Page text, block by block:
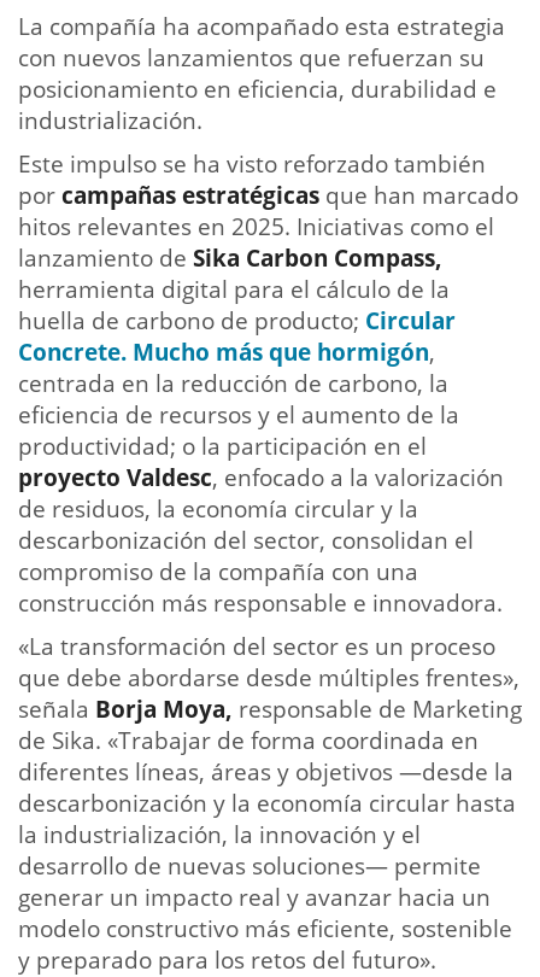
La compañía ha acompañado esta estrategia
con nuevos lanzamientos que refuerzan su
posicionamiento en eficiencia, durabilidad e
industrialización.
Este impulso se ha visto reforzado también
porcampañas estratégicas que han marcado
hitos relevantes en 2025. Iniciativas como el
lanzamiento de Sika Carbon Compass,
herramienta digital para el cálculo de la
huella de carbono de producto; Circular
Concrete. Mucho más que hormigón,
centrada en la reducción de carbono, la
eficiencia de recursos y el aumento de la
productividad; o la participación en el
proyecto Valdesc, enfocado a la valorización
de residuos, la economía circular y la
descarbonización del sector, consolidan el
compromiso de la compañía con una
construcción más responsable e innovadora.
«La transformación del sector es un proceso
que debe abordarse desde múltiples frentes»,
señala Borja Moya, responsable de Marketing
de Sika. «Trabajar de forma coordinada en
diferentes líneas, áreas y objetivos —desde la
descarbonización y la economía circular hasta
la industrialización, la innovación y el
desarrollo de nuevas soluciones— permite
generar un impacto real y avanzar hacia un
modelo constructivo más eficiente, sostenible
y preparado para los retos del futuro».